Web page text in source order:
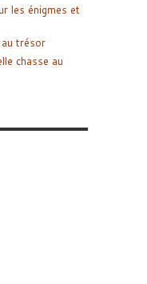
les énigmes et
au trésor
chasse au